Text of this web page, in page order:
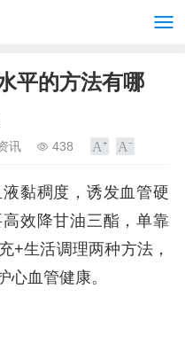
平的方法有哪
讯 438
黏稠度，诱发血管硬
效降甘油三酯，单靠
+生活调理两种方法，
心血管健康。